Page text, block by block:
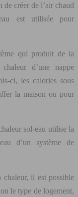
de créer de l’air chaud
est utilisée pour
qui produit de la
d’une nappe
ci, les calories sous
la maison ou pour
sol-eau utilise la
d’un système de
chaleur, il est possible
le type de logement,